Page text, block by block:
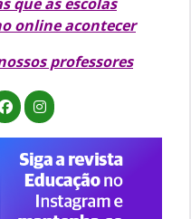
que as escolas
online acontecer
professores